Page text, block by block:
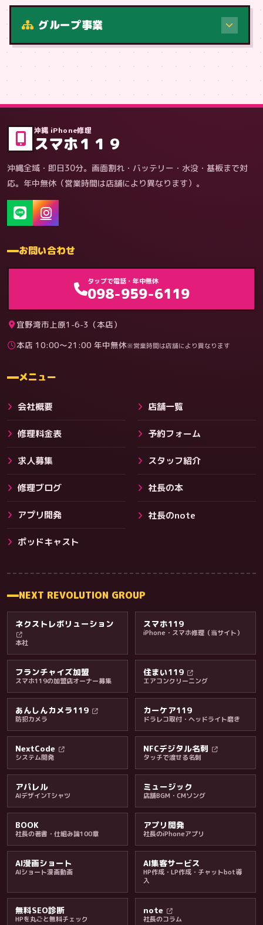
その他サービス
料金・保証・ご案内
症状・内容から
料金
グループ事業
沖縄 iPhone修理
スマホ１１９
沖縄全域・即日30分。画面割れ・バッテリー・水没・基板まで対
応。年中無休（営業時間は店舗により異なります）。
お問い合わせ
タップで電話・年中無休
098-959-6119
宜野湾市上原1-6-3（本店）
本店 10:00〜21:00 年中無休※営業時間は店舗により異なります
メニュー
会社概要 店舗一覧
修理料金表 予約フォーム
求人募集 スタッフ紹介
修理ブログ 社長の本
アプリ開発 社長のnote
ポッドキャスト
NEXT REVOLUTION GROUP
ネクストレボリューション
本社
スマホ119
iPhone・スマホ修理（当サイト）
フランチャイズ加盟
スマホ119の加盟店オーナー募集
住まい119
エアコンクリーニング
あんしんカメラ119
防犯カメラ
カーケア119
ドラレコ取付・ヘッドライト磨き
NextCode
システム開発
NFCデジタル名刺
タッチで渡せる名刺
アパレル
AIデザインTシャツ
ミュージック
店舗BGM・CMソング
BOOK
社長の著書・仕組み論100章
アプリ開発
社長のiPhoneアプリ
AI漫画ショート
AIショート漫画動画
AI集客サービス
HP作成・LP作成・チャットbot導
入
無料SEO診断
HPを丸ごと無料チェック
note
社長のコラム